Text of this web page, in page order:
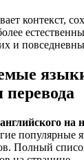
контекст,
и
на
популярные
Полный